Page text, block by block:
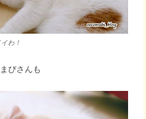
わ！
びさんも